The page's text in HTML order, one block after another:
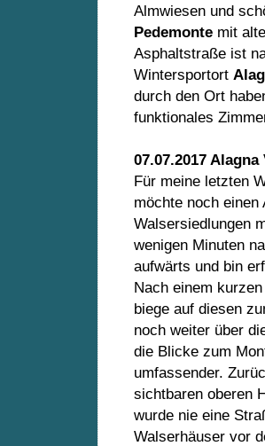
Almwiesen und
Pedemonte mit
Asphaltstraße ist
Wintersportort
durch den Ort
funktionales
07.07.2017
Für meine letzten
möchte noch
Walsersiedlungen
wenigen Minuten
aufwärts und bin
Nach einem
biege auf diesen
noch weiter über
die Blicke zum
umfassender.
sichtbaren oberen
wurde nie eine
Walserhäuser vor